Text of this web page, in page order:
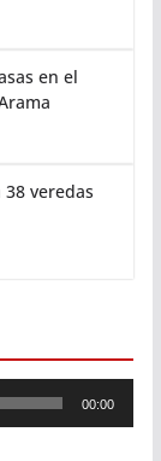
en el
veredas
00:00